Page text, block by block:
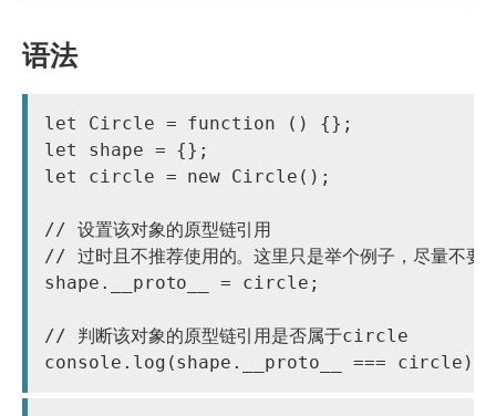
语法
let Circle = function () {};
let shape = {};
let circle = new Circle();
// 设置该对象的原型链引用
// 过时且不推荐使用的。这里只是举个例子，尽量不要
shape.__proto__ = circle;
// 判断该对象的原型链引用是否属于circle